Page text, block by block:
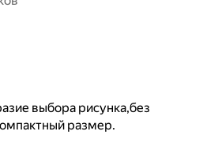
выбора рисунка,без
размер.